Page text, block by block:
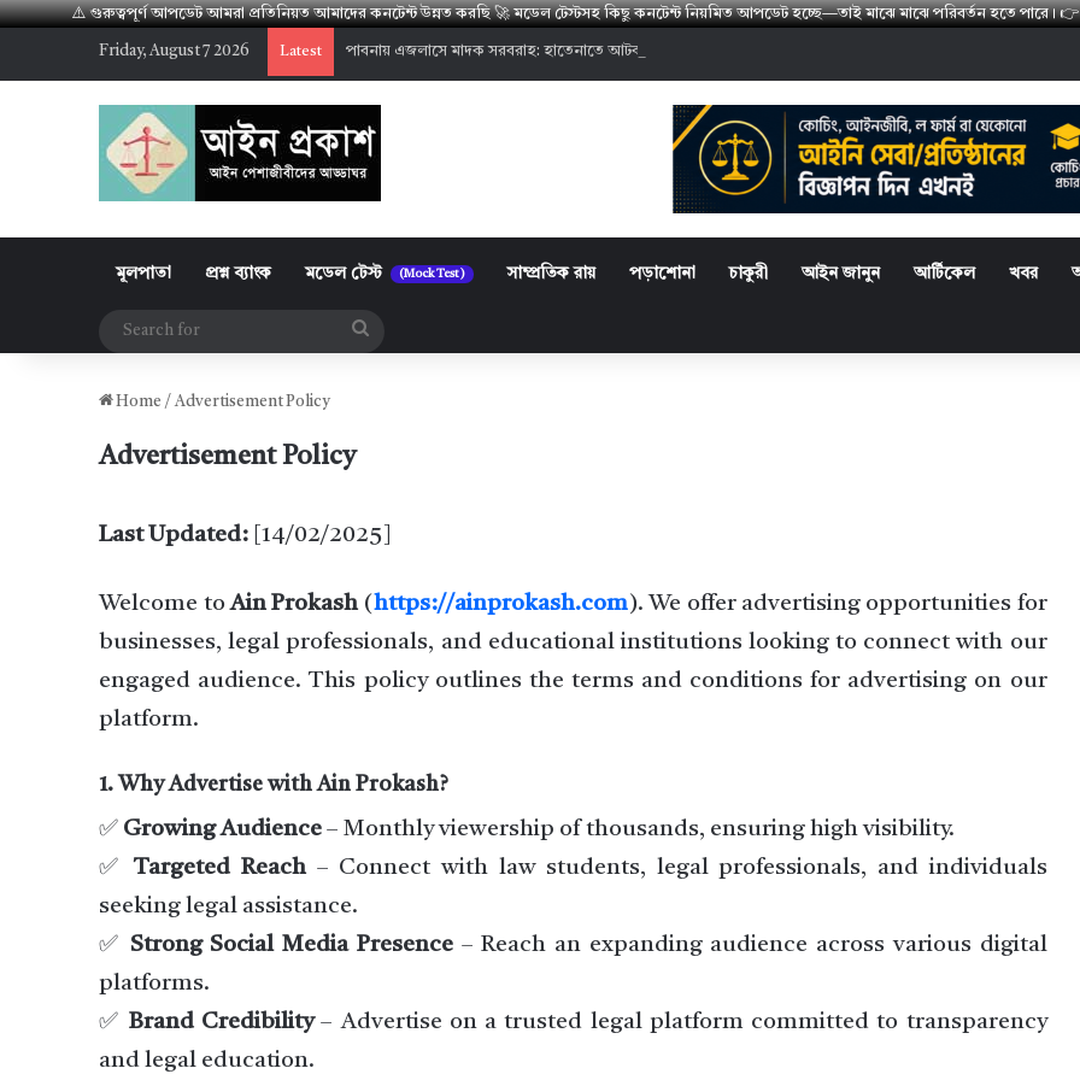
⚠️ গুরুত্বপূর্ণ আপডেট আমরা প্রতিনিয়ত আমাদের কনটেন্ট উন্নত করছি 🚀 মডেল টেস্টসহ কিছু কনটেন্ট নিয়মিত আপডেট হচ্ছে—তাই মাঝে মাঝে পরিবর্তন হতে
Friday, August 7 2026 Latest পাবনায় এজলাসে মাদক সরবরাহ: হাতেনাতে আটক ২ আসামির কারাদণ্ড
মূলপাতা প্রশ্ন ব্যাংক মডেল টেস্ট (Mock Test) সাম্প্রতিক রায় পড়াশোনা চাকুরী আইন জানুন আর্টিকেল খবর
Home / Advertisement Policy
Advertisement Policy
Last Updated: [14/02/2025]
Welcome toAin Prokash(https://ainprokash.com). We offer advertising opportunities for
businesses, legal professionals, and educational institutions looking to connect with our
engaged audience. This policy outlines the terms and conditions for advertising on our
platform.
1. Why Advertise with Ain Prokash?
✅ Growing Audience – Monthly viewership of thousands, ensuring high visibility.
✅Targeted Reach– Connect with law students, legal professionals, and individuals
seeking legal assistance.
✅ Strong Social Media Presence– Reach an expanding audience across various digital
platforms.
✅ Brand Credibility– Advertise on a trusted legal platform committed to transparency
and legal education.